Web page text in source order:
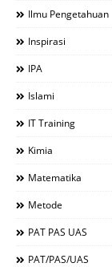
Ilmu Pengetahuan
Inspirasi
IPA
Islami
IT Training
Kimia
Matematika
Metode
PAT PAS UAS
PAT/PAS/UAS